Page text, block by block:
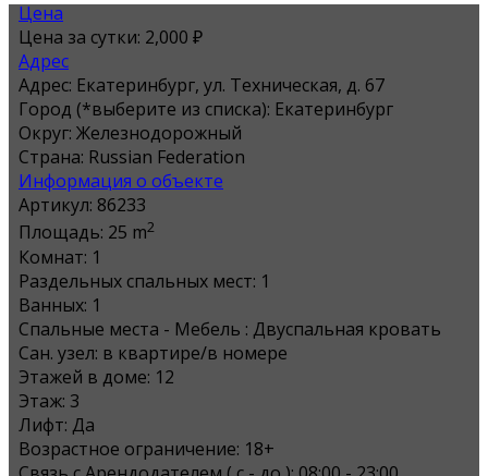
Цена
Цена за сутки: 2,000 ₽
Адрес
Адрес: Екатеринбург, ул. Техническая, д. 67
Город (*выберите из списка): Екатеринбург
Округ: Железнодорожный
Страна: Russian Federation
Информация о объекте
Артикул: 86233
Площадь: 25 m2
Комнат: 1
Раздельных спальных мест: 1
Ванных: 1
Спальные места - Мебель : Двуспальная кровать
Сан. узел: в квартире/в номере
Этажей в доме: 12
Этаж: 3
Лифт: Да
Возрастное ограничение: 18+